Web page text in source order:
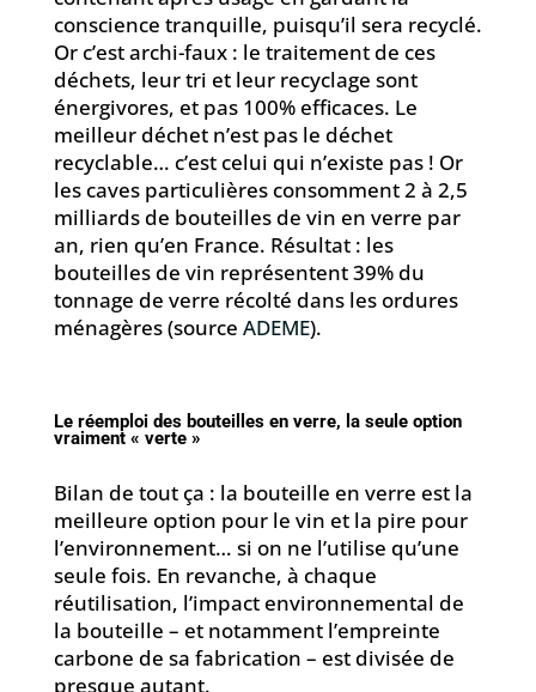
conscience tranquille, puisqu’il sera recyclé.
Or c’est archi-faux : le traitement de ces
déchets, leur tri et leur recyclage sont
énergivores, et pas 100% efficaces. Le
meilleur déchet n’est pas le déchet
recyclable… c’est celui qui n’existe pas ! Or
les caves particulières consomment 2 à 2,5
milliards de bouteilles de vin en verre par
an, rien qu’en France. Résultat : les
bouteilles de vin représentent 39% du
tonnage de verre récolté dans les ordures
ménagères (source ADEME).
Le réemploi des bouteilles en verre, la seule option
vraiment « verte »
Bilan de tout ça : la bouteille en verre est la
meilleure option pour le vin et la pire pour
l’environnement… si on ne l’utilise qu’une
seule fois. En revanche, à chaque
réutilisation, l’impact environnemental de
la bouteille – et notamment l’empreinte
carbone de sa fabrication – est divisée de
presque autant.